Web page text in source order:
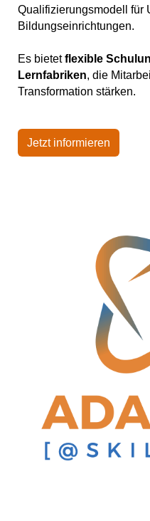
Qualifizierungsmodell für
Bildungseinrichtungen.
Es bietetflexible
Lernfabriken, die
Transformation stärken.
Jetzt informieren